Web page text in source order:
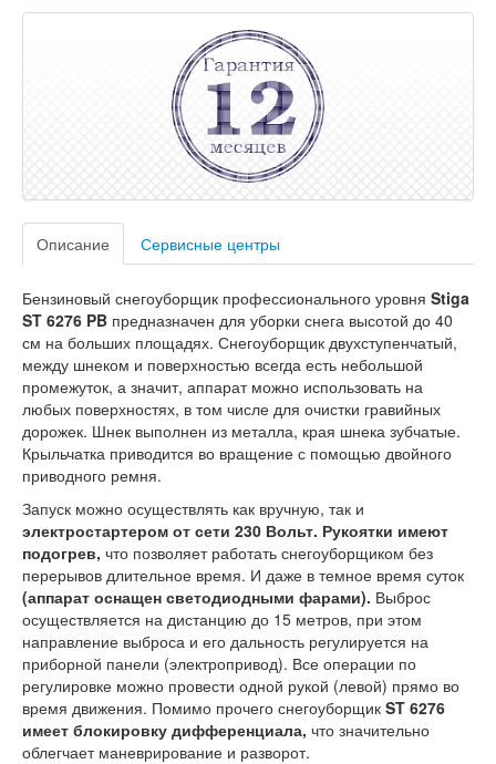
Описание Сервисные центры
Бензиновый снегоуборщик профессионального уровня Stiga
ST 6276 PB предназначен для уборки снега высотой до 40
см на больших площадях. Снегоуборщик двухступенчатый,
между шнеком и поверхностью всегда есть небольшой
промежуток, а значит, аппарат можно использовать на
любых поверхностях, в том числе для очистки гравийных
дорожек. Шнек выполнен из металла, края шнека зубчатые.
Крыльчатка приводится во вращение с помощью двойного
приводного ремня.
Запуск можно осуществлять как вручную, так и
электростартером от сети 230 Вольт. Рукоятки имеют
подогрев, что позволяет работать снегоуборщиком без
перерывов длительное время. И даже в темное время суток
(аппарат оснащен светодиодными фарами). Выброс
осуществляется на дистанцию до 15 метров, при этом
направление выброса и его дальность регулируется на
приборной панели (электропривод). Все операции по
регулировке можно провести одной рукой (левой) прямо во
время движения. Помимо прочего снегоуборщик ST 6276
имеет блокировку дифференциала, что значительно
облегчает маневрирование и разворот.